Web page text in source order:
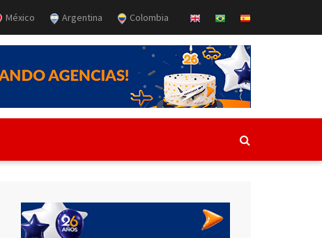
México Argentina Colombia